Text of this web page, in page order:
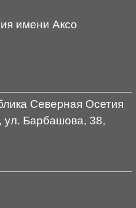
имени Аксо
Северная Осетия
ул. Барбашова, 38,